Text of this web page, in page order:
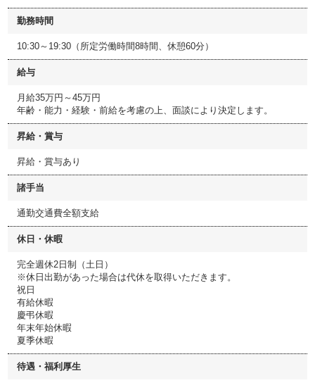
勤務時間
10:30～19:30（所定労働時間8時間、休憩60分）
給与
月給35万円～45万円
年齢・能力・経験・前給を考慮の上、面談により決定します。
昇給・賞与
昇給・賞与あり
諸手当
通勤交通費全額支給
休日・休暇
完全週休2日制（土日）
※休日出勤があった場合は代休を取得いただきます。
祝日
有給休暇
慶弔休暇
年末年始休暇
夏季休暇
待遇・福利厚生